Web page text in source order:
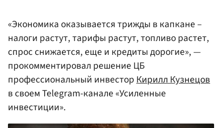
«Экономика оказывается трижды в капкане –
налоги растут, тарифы растут, топливо растет,
спрос снижается, еще и кредиты дорогие», —
прокомментировал решение ЦБ
профессиональный инвесторКирилл Кузнецов
в своем Telegram-канале «Усиленные
инвестиции».